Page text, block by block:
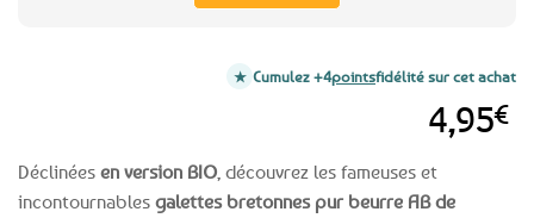
Déclinées en version BIO, découvrez les fameuses et
incontournables galettes bretonnes pur beurre AB de
4,95€
Cumulez +4pointsfidélité sur cet achat